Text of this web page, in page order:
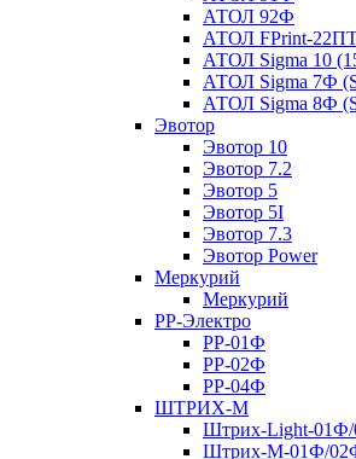
АТОЛ 92Ф
АТОЛ FPrint-
АТОЛ Sigma 10
АТОЛ Sigma 7Ф
АТОЛ Sigma 8Ф
Эвотор
Эвотор 10
Эвотор 7.2
Эвотор 5
Эвотор 5I
Эвотор 7.3
Эвотор Power
Меркурий
Меркурий
РР-Электро
РР-01Ф
РР-02Ф
РР-04Ф
ШТРИХ-М
Штрих-Light-
Штрих-М-01Ф/